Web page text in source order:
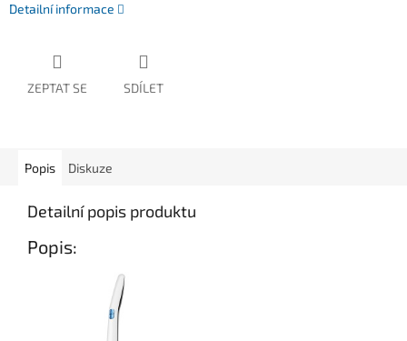
Detailní informace
ZEPTAT SE SDÍLET
Popis Diskuze
Detailní popis produktu
Popis: